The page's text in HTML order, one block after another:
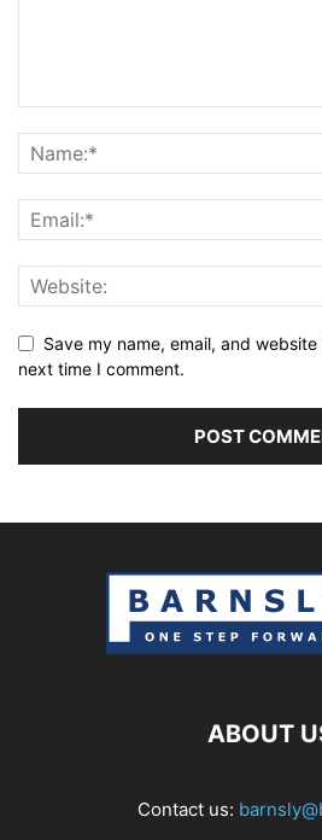
Save my name, email, and
next time I comment.
ABOUT
Contact us: